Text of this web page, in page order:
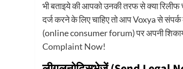
भी बताइये की आपको उनकी तरफ से क्या
दर्ज करने के लिए चाहिए तो आप Voxya से
(online consumer forum) पर अपनी
Complaint Now!